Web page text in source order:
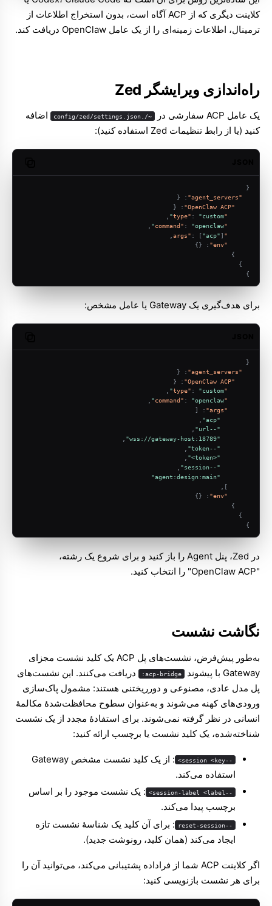
کلاینت دیگری که از ACP آگاه است، بدون استخراج اطلاعات از
ترمینال، اطلاعات زمینه‌ای را از یک عامل OpenClaw دریافت کند.
راه‌اندازی ویرایشگر Zed
یک عامل ACP سفارشی در ~/.config/zed/settings.json
اضافه
کنید (یا از رابط تنظیمات Zed استفاده کنید):
{
"agent_servers"
:
{
"OpenClaw ACP"
:
{
"type"
: "custom"
"command"
: "openclaw"
"args"
: ["acp"]
"env"
:
{
}
}
}
}
برای هدف‌گیری یک Gateway یا عامل مشخص:
{
"agent_servers"
:
{
"OpenClaw ACP"
:
{
"type"
: "custom"
,
"command"
: "openclaw"
"args"
:
[
"acp"
"--url"
"wss://gateway-host:18789"
"--token"
"<token>"
,
"--session"
"agent:design:main"
]
"env"
:
{
}
}
}
}
در Zed، پنل Agent را باز کنید و برای شروع یک رشته،
"OpenClaw ACP" را انتخاب کنید.
نگاشت نشست
به‌طور پیش‌فرض، نشست‌های پل ACP یک کلید نشست مجزای
Gateway با پیشوند
acp-bridge:
دریافت می‌کنند. این نشست‌های
پل مدل عادی، مصنوعی و دورریختنی هستند: مشمول پاک‌سازی
ورودی‌های کهنه می‌شوند و به‌عنوان سطوح محافظت‌شدهٔ مکالمهٔ
انسانی در نظر گرفته نمی‌شوند. برای استفادهٔ مجدد از یک نشست
شناخته‌شده، یک کلید نشست یا برچسب ارائه کنید:
--session <key>
: از یک کلید نشست مشخص Gateway
استفاده می‌کند.
--session-label <label>
: یک نشست موجود را بر اساس
برچسب پیدا می‌کند.
--reset-session
: برای آن کلید یک شناسهٔ نشست تازه
ایجاد می‌کند (همان کلید، رونوشت جدید).
اگر کلاینت ACP شما از فراداده پشتیبانی می‌کند، می‌توانید آن را
برای هر نشست بازنویسی کنید: